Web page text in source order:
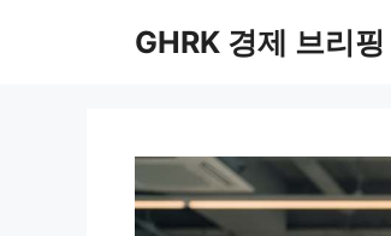
GHRK 경제 브리핑